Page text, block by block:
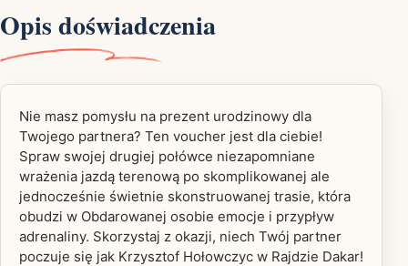
Opis doświadczenia
Nie masz pomysłu na prezent urodzinowy dla
Twojego partnera? Ten voucher jest dla ciebie!
Spraw swojej drugiej połówce niezapomniane
wrażenia jazdą terenową po skomplikowanej ale
jednocześnie świetnie skonstruowanej trasie, która
obudzi w Obdarowanej osobie emocje i przypływ
adrenaliny. Skorzystaj z okazji, niech Twój partner
poczuje się jak Krzysztof Hołowczyc w Rajdzie Dakar!